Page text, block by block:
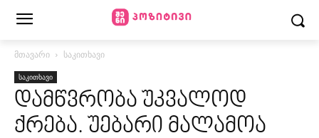
მთავარი საკითხავი
საკითხავი
დამწვრობა უკვალოდ
ქრება. უებარი მალამოა